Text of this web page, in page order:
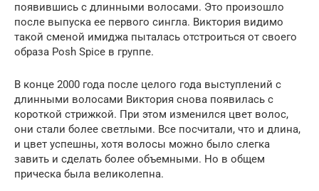
появившись с длинными волосами. Это произошло
после выпуска ее первого сингла. Виктория видимо
такой сменой имиджа пыталась отстроиться от своего
образа Рosh Spice в группе.
В конце 2000 года после целого года выступлений с
длинными волосами Виктория снова появилась с
короткой стрижкой. При этом изменился цвет волос,
они стали более светлыми. Все посчитали, что и длина,
и цвет успешны, хотя волосы можно было слегка
завить и сделать более объемными. Но в общем
прическа была великолепна.